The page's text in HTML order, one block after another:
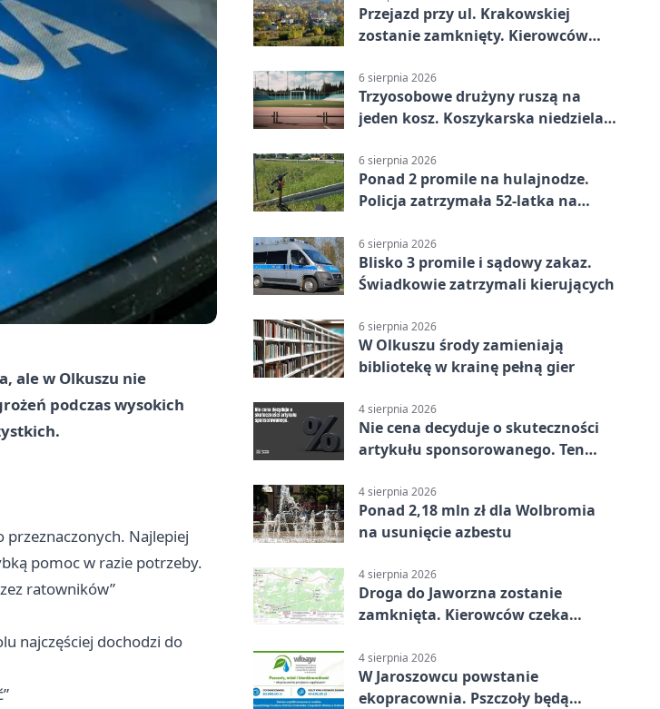
ale w Olkuszu nie
podczas wysokich
Najlepiej
pomoc w razie potrzeby.
ratowników”
najczęściej dochodzi do
Przejazd przy ul. Krakowskiej
zostanie zamknięty. Kierowców
6 sierpnia 2026
Trzyosobowe drużyny ruszą na
jeden kosz. Koszykarska niedziela
6 sierpnia 2026
Ponad 2 promile na hulajnodze.
Policja zatrzymała 52-latka na
6 sierpnia 2026
Blisko 3 promile i sądowy zakaz.
Świadkowie zatrzymali kierujących
6 sierpnia 2026
W Olkuszu środy zamieniają
bibliotekę w krainę pełną gier
4 sierpnia 2026
Nie cena decyduje o skuteczności
artykułu sponsorowanego. Ten
4 sierpnia 2026
Ponad 2,18 mln zł dla Wolbromia
na usunięcie azbestu
4 sierpnia 2026
Droga do Jaworzna zostanie
zamknięta. Kierowców czeka
4 sierpnia 2026
W Jaroszowcu powstanie
ekopracownia. Pszczoły będą